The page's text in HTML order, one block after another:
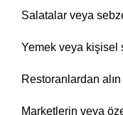
Salatalar veya
Yemek veya kişisel
Restoranlardan alın
Marketlerin veya